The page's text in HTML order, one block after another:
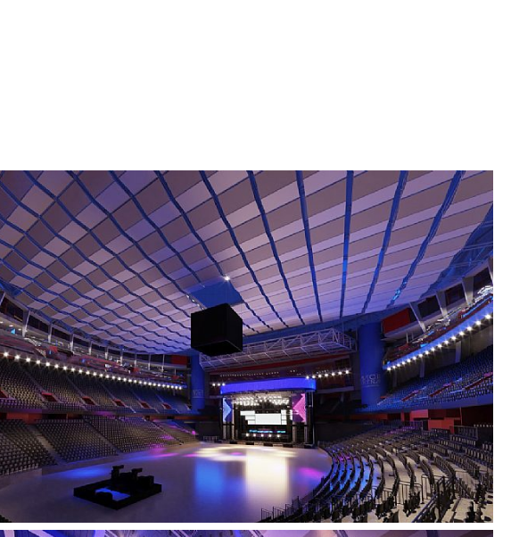
meter och 85 meter i takhöjd är arenan världens största
globformade byggnad.
2009 ritade C.F. Møller en ny attraktion på Globen: två
glasgondoler, som tar upp besökare till toppen av byggnaden som
erbjuder 360 graders utsikt över Stockholm och inloppet från
skärgården.